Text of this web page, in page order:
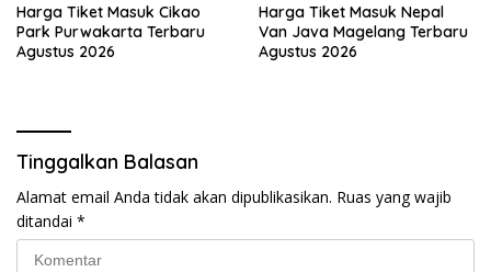
Harga Tiket Masuk Cikao
Park Purwakarta Terbaru
Agustus 2026
Harga Tiket Masuk Nepal
Van Java Magelang Terbaru
Agustus 2026
Tinggalkan Balasan
Alamat email Anda tidak akan dipublikasikan. Ruas yang wajib
ditandai *